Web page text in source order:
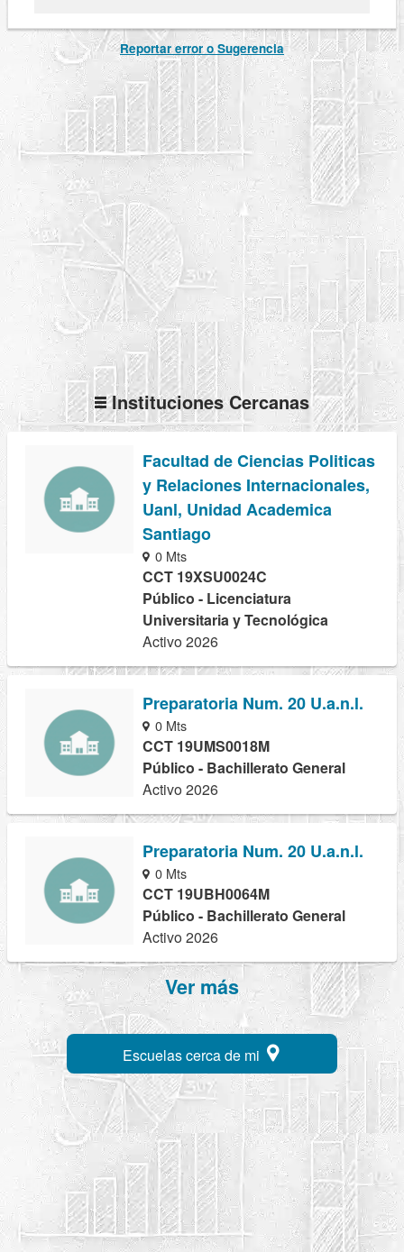
Reportar error o Sugerencia
Instituciones Cercanas
Facultad de Ciencias Politicas
y Relaciones Internacionales,
Uanl, Unidad Academica
Santiago
0 Mts
CCT 19XSU0024C
Público - Licenciatura
Universitaria y Tecnológica
Activo 2026
Preparatoria Num. 20 U.a.n.l.
0 Mts
CCT 19UMS0018M
Público - Bachillerato General
Activo 2026
Preparatoria Num. 20 U.a.n.l.
0 Mts
CCT 19UBH0064M
Público - Bachillerato General
Activo 2026
Ver más
Escuelas cerca de mi